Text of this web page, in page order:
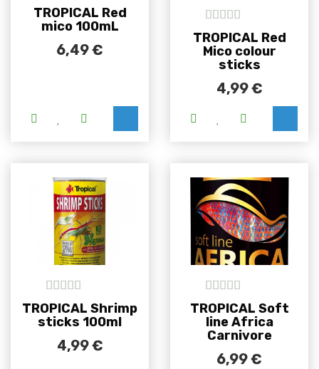
5out of 5
TROPICAL Red
mico 100mL
6,49€
5out of 5
TROPICAL Red
Mico colour
sticks
4,99€
Ovaj proizvod
5out of 5
TROPICAL Shrimp
sticks 100ml
4,99€
5out of 5
TROPICAL Soft
line Africa
Carnivore
6,99€